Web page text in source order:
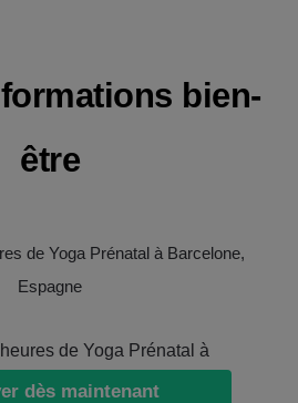
bien-
être
de Yoga Prénatal à
Espagne
dès maintenant